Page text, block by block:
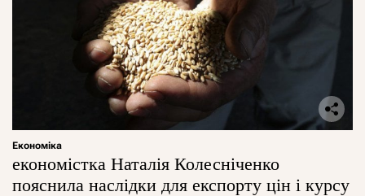
Економіка
економістка Наталія Колесніченко
пояснила наслідки для експорту цін і курсу